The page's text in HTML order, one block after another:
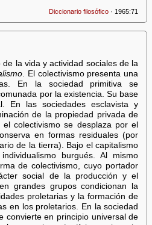
Diccionario filosófico · 1965:71
de la vida y actividad sociales de la
. El colectivismo presenta una
En la sociedad primitiva se
por la existencia. Su base
En las sociedades esclavista y
de la propiedad privada de
colectivismo se desplaza por el
en formas residuales (por
de la tierra). Bajo el capitalismo
burgués. Al mismo
de colectivismo, cuyo portador
social de la producción y el
grandes grupos condicionan la
proletarias y la formación de
en los proletarios. En la sociedad
convierte en principio universal de